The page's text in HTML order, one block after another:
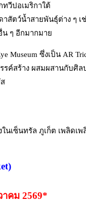
วีปอเมริกาใต้
าสัตว์น้ำสายพันธุ์ต่าง ๆ
น ๆ อีกมากมาย
Museum ซึ่งเป็น AR
รค์สร้าง ผสมผสานกับศิล
นเซ็นทรัล ภูเก็ต เพลิดเ
คม 2569*